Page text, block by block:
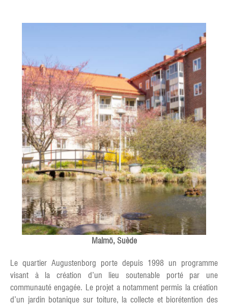
Malmö, Suède
Le quartier Augustenborg porte depuis 1998 un programme
visant à la création d’un lieu soutenable porté par une
communauté engagée. Le projet a notamment permis la création
d’un jardin botanique sur toiture, la collecte et biorétention des